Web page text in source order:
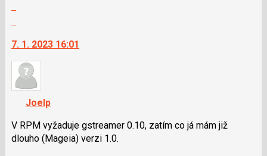
předchozí
nový
názor
další
nový
názor.
navigaci
lze
použít
i
7. 1. 2023 16:01
Joelp
V RPM vyžaduje gstreamer 0.10, zatím co já mám již
dlouho (Mageia) verzi 1.0.